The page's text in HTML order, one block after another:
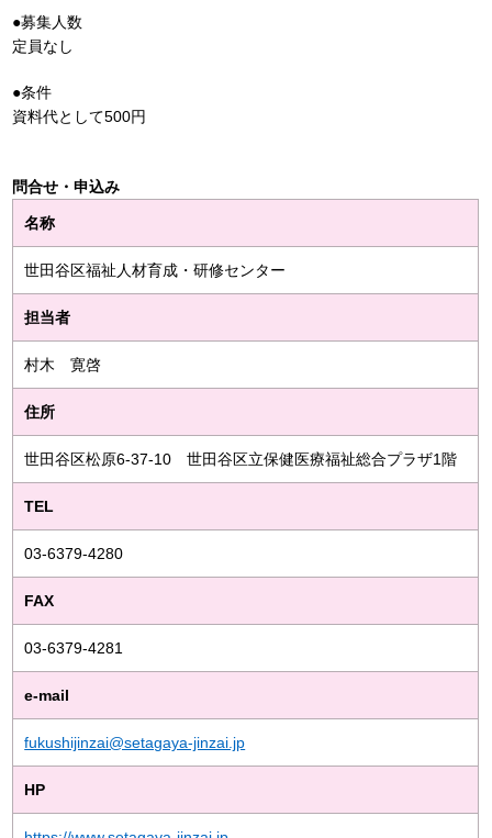
●募集人数
定員なし
●条件
資料代として500円
問合せ・申込み
名称
世田谷区福祉人材育成・研修センター
担当者
村木 寛啓
住所
世田谷区松原6-37-10 世田谷区立保健医療福祉総合プラザ1階
TEL
03-6379-4280
FAX
03-6379-4281
e-mail
fukushijinzai@setagaya-jinzai.jp
HP